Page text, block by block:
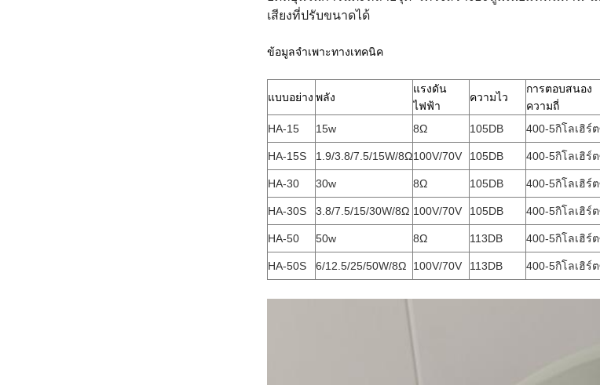
เสียงที่ปรับขนาดได้
ข้อมูลจำเพาะทางเทคนิค
แบบอย่าง พลัง
แรงดัน
ไฟฟ้า
ความไว
การตอบสนอง
ความถี่
HA-15 15w 8Ω 105DB 400-5กิโลเฮิร์
HA-15S 1.9/3.8/7.5/15W/8Ω100V/70V 105DB 400-5กิโลเฮิร์
HA-30 30w 8Ω 105DB 400-5กิโลเฮิร์
HA-30S 3.8/7.5/15/30W/8Ω 100V/70V 105DB 400-5กิโลเฮิร์
HA-50 50w 8Ω 113DB 400-5กิโลเฮิร์
HA-50S 6/12.5/25/50W/8Ω 100V/70V 113DB 400-5กิโลเฮิร์